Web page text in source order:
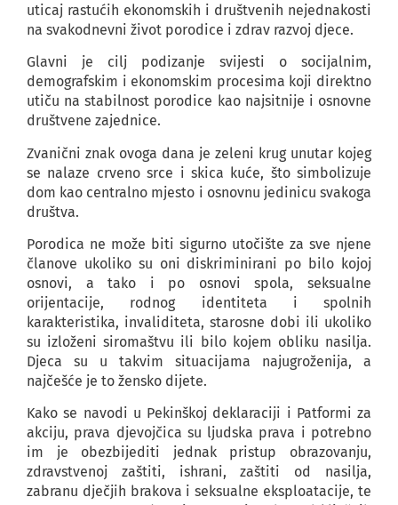
uticaj rastućih ekonomskih i društvenih nejednakosti
na svakodnevni život porodice i zdrav razvoj djece.
Glavni je cilj podizanje svijesti o socijalnim,
demografskim i ekonomskim procesima koji direktno
utiču na stabilnost porodice kao najsitnije i osnovne
društvene zajednice.
Zvanični znak ovoga dana je zeleni krug unutar kojeg
se nalaze crveno srce i skica kuće, što simbolizuje
dom kao centralno mjesto i osnovnu jedinicu svakoga
društva.
Porodica ne može biti sigurno utočište za sve njene
članove ukoliko su oni diskriminirani po bilo kojoj
osnovi, a tako i po osnovi spola, seksualne
orijentacije, rodnog identiteta i spolnih
karakteristika, invaliditeta, starosne dobi ili ukoliko
su izloženi siromaštvu ili bilo kojem obliku nasilja.
Djeca su u takvim situacijama najugroženija, a
najčešće je to žensko dijete.
Kako se navodi u Pekinškoj deklaraciji i Patformi za
akciju, prava djevojčica su ljudska prava i potrebno
im je obezbijediti jednak pristup obrazovanju,
zdravstvenoj zaštiti, ishrani, zaštiti od nasilja,
zabranu dječjih brakova i seksualne eksploatacije, te